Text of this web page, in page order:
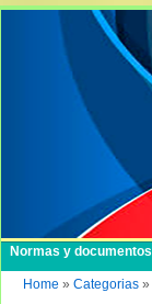
Normas y documentos
Home » Categorias »